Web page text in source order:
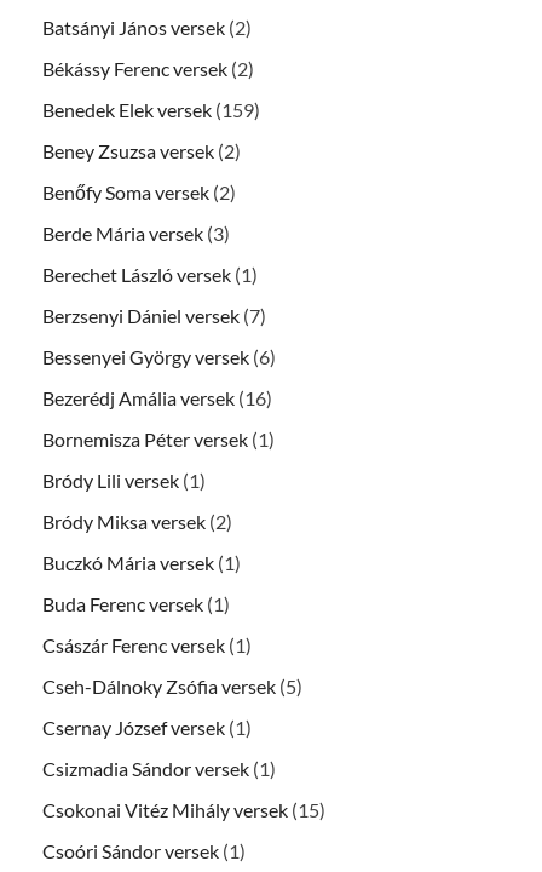
Batsányi János versek (2)
Békássy Ferenc versek (2)
Benedek Elek versek (159)
Beney Zsuzsa versek (2)
Benőfy Soma versek (2)
Berde Mária versek (3)
Berechet László versek (1)
Berzsenyi Dániel versek (7)
Bessenyei György versek (6)
Bezerédj Amália versek (16)
Bornemisza Péter versek (1)
Bródy Lili versek (1)
Bródy Miksa versek (2)
Buczkó Mária versek (1)
Buda Ferenc versek (1)
Császár Ferenc versek (1)
Cseh-Dálnoky Zsófia versek (5)
Csernay József versek (1)
Csizmadia Sándor versek (1)
Csokonai Vitéz Mihály versek (15)
Csoóri Sándor versek (1)